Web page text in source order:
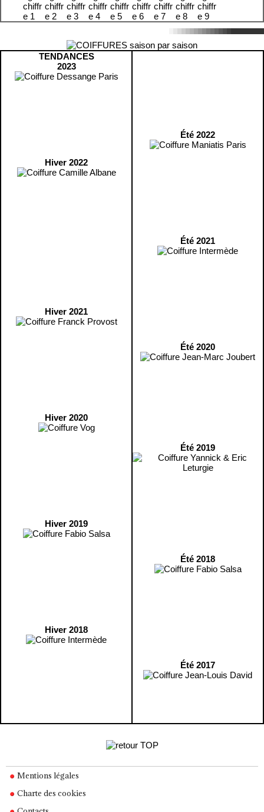
TENDANCES
2023
Hiver 2022
Hiver 2021
Hiver 2020
Hiver 2019
Hiver 2018
Été 2022
Été 2021
Été 2020
Été 2019
Été 2018
Été 2017
Mentions légales
Charte des cookies